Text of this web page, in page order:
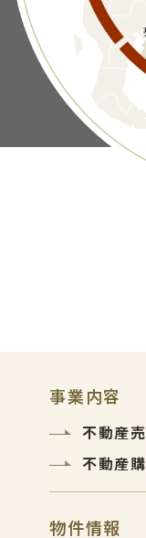
事業内容
不動産
不動産
物件情報